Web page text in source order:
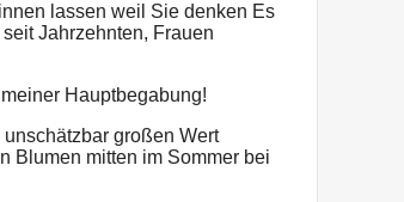
lassen weil Sie denken Es
Jahrzehnten, Frauen
Hauptbegabung!
großen Wert
Blumen mitten im Sommer bei